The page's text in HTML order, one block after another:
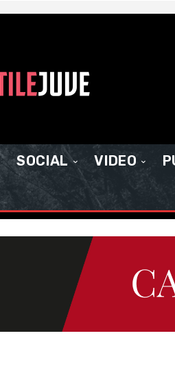
SOCIAL VIDEO